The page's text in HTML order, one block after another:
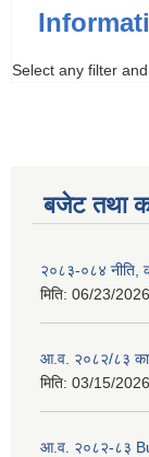
Select any filter
बजेट तथा
२०८३-०८४ नीति,
मिति: 06/23/
आ.व. २०८२/८३
मिति: 03/15/
आ.व. २०८२-८३